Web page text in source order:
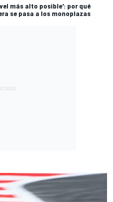
más alto posible': por qué
se pasa a los monoplazas